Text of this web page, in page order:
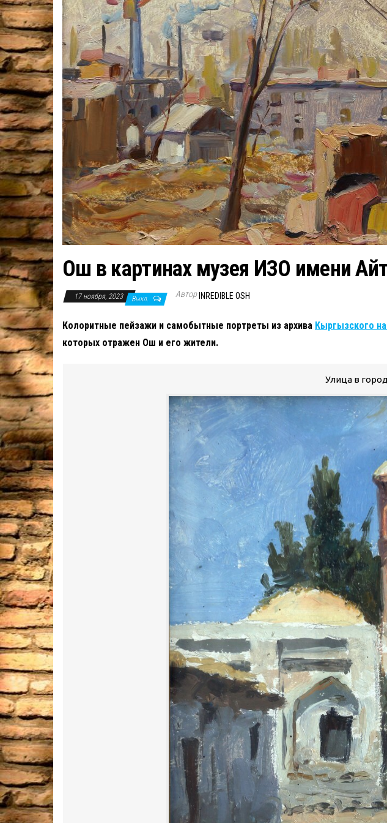
Ош в картинах музея ИЗО имени
17 ноября, 2023 Выкл. Автор INREDIBLE OSH
Колоритные пейзажи и самобытные портреты из архива Кыргызского
которых отражен Ош и его жители.
Улица в